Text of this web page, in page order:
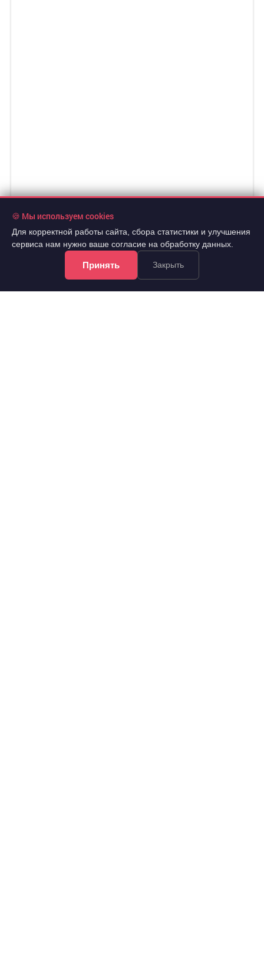
🍪 Мы используем cookies
Для корректной работы сайта, сбора статистики и улучшения
сервиса нам нужно ваше согласие на обработку данных.
Принять Закрыть